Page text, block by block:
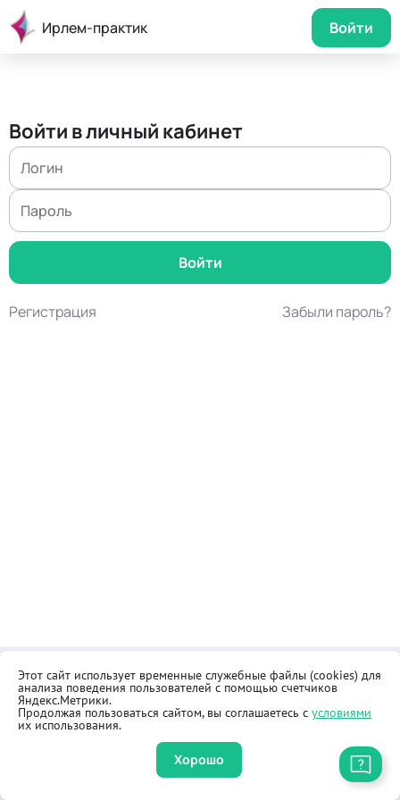
Ирлем-практик Войти
Войти в личный кабинет
Регистрация Забыли пароль?
Контакты
Как купить
Общественная приёмная
Реквизиты
Оферта
Правила продажи товаров
Этот сайт использует временные служебные файлы (cookies) для
анализа поведения пользователей с помощью счетчиков
Яндекс.Метрики.
Продолжая пользоваться сайтом, вы соглашаетесь с условиями
их использования.
Хорошо